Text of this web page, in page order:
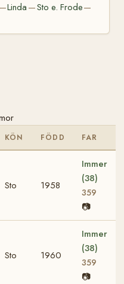
—Linda —Sto e. Frode—
KÖN FÖDD FAR
Sto 1958
Immer
(38)
359
📷
Sto 1960
Immer
(38)
359
📷